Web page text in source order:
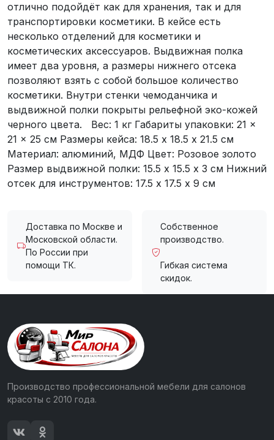
отлично подойдёт как для хранения, так и для
транспортировки косметики. В кейсе есть
несколько отделений для косметики и
косметических аксессуаров. Выдвижная полка
имеет два уровня, а размеры нижнего отсека
позволяют взять с собой большое количество
косметики. Внутри стенки чемоданчика и
выдвижной полки покрыты рельефной эко-кожей
черного цвета. Вес: 1 кг Габариты упаковки: 21 ×
21 × 25 cм Размеры кейса: 18.5 х 18.5 х 21.5 см
Материал: алюминий, МДФ Цвет: Розовое золото
Размер выдвижной полки: 15.5 х 15.5 х 3 см Нижний
отсек для инструментов: 17.5 х 17.5 х 9 см
Доставка по Москве и
Московской области.
По России при
помощи ТК.
Собственное
производство.
Гибкая система
скидок.
Производство профессиональной мебели для салонов
красоты с 2010 года.